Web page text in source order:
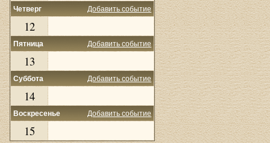
Добавить событие
Четверг
12
Добавить событие
Пятница
13
Добавить событие
Суббота
14
Добавить событие
Воскресенье
15